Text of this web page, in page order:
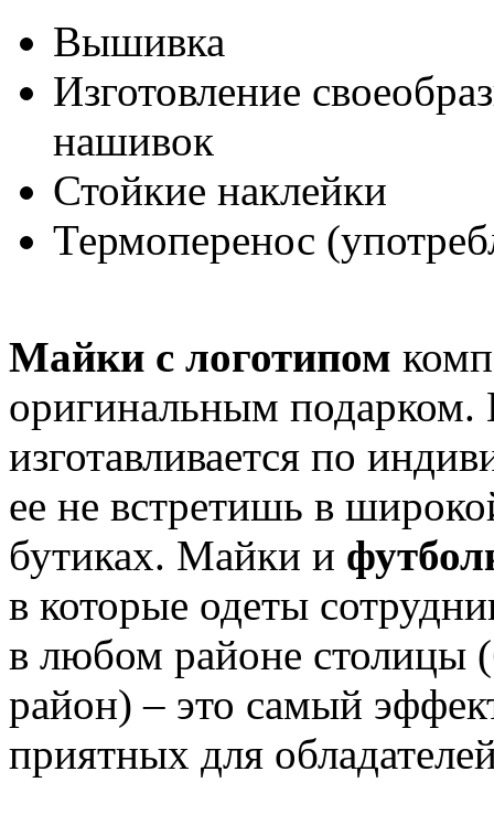
Вышивка
Изготовление
нашивок
Стойкие наклейки
Термоперенос
Майки с логотипом
оригинальным подарком.
изготавливается по
ее не встретишь в
бутиках. Майки и
в которые одеты
в любом районе столицы
район) – это самый
приятных для